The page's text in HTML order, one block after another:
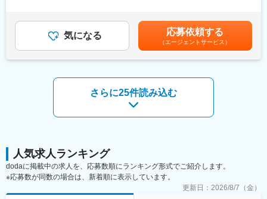
変更の範囲：会社の定める業務
らクライアントへの業務改善の提案なども将来的にはお任せしま
す。
・営業事務領域：受発注、請求書のデータ化、マニュアル作成等
・人事・総務領域：給与手当関連事務、社会保険関係事務、年末
調整関係事務、人事情報管理、運用マニュアル作成・更新 等
・カスタマーサポート領域：アカウントの作成サポート、Web広
告配信ツールの機能案内や広告運用に関する問い合わせ 等（メー
ル／チャット／電話対応を中心）
入社オリエンテーション後、約1週間のトレーニングに参加してコ
ンサルティングの基礎スキルを学びます。研修後は、部門長との
面談を経て、プロジェクトへアサインされます。
■業務の魅力
当、賞与は別途支給賃金はあくまでも目安の金額であり、選考を
通じて上下する可能性があります。月給(月額)は固定手当を含めた
表記です。
気になる 応募依頼する
（エージェントサービス）
さらに25件読み込む
人気求人ランキング
dodaに掲載中の求人を、応募数順にランキング形式でご紹介します。
※応募数が同数の場合は、新着順に表示しています。
更新日： 2026/8/7（金）